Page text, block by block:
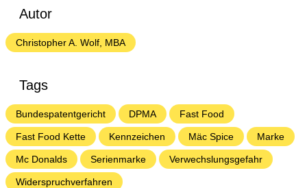
Autor
Christopher A. Wolf, MBA
Tags
Bundespatentgericht DPMA Fast Food
Fast Food Kette Kennzeichen Mäc Spice Marke
Mc Donalds Serienmarke Verwechslungsgefahr
Widerspruchverfahren